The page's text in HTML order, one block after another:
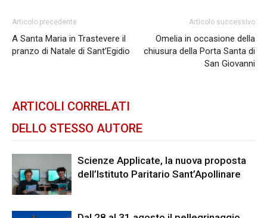
Articolo precedente
A Santa Maria in Trastevere il
pranzo di Natale di Sant’Egidio
Articolo successivo
Omelia in occasione della
chiusura della Porta Santa di
San Giovanni
ARTICOLI CORRELATI
DELLO STESSO AUTORE
Scienze Applicate, la nuova proposta
dell’Istituto Paritario Sant’Apollinare